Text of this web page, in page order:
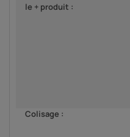
le + produit :
Colisage :